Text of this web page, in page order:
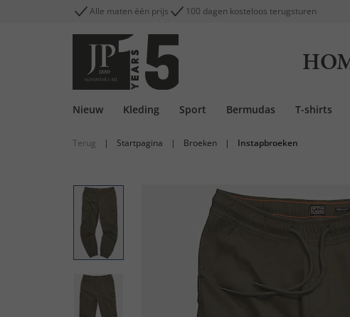
Alle maten één prijs 100 dagen kosteloos terugsturen
Nieuw Kleding Sport Bermudas T-shirts
Terug | Startpagina | Broeken | Instapbroeken